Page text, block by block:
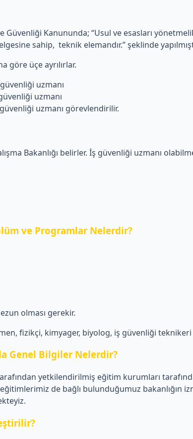
ve Güvenliği Kanununda; “Usul ve esasları
sahip, teknik elemandır.” şeklinde
göre üçe ayrılırlar.
uzmanı
uzmanı
uzmanı görevlendirilir.
Bakanlığı belirler. İş güvenliği uzmanı
ve Programlar Nelerdir?
olması gerekir.
fizikçi, kimyager, biyolog, iş güvenliği teknikeri
Genel Bilgiler Nelerdir?
yetkilendirilmiş eğitim kurumları
de bağlı bulunduğumuz bakanlığın